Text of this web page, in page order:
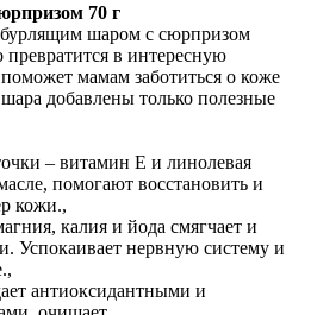
70 г
шаром с сюрпризом
превратится в интересную
мамам заботиться о коже
добавлены только полезные
– витамин Е и линолевая
помогают восстановить и
кожи.,
калия и йода смягчает и
Успокаивает нервную систему и
антиоксидантными и